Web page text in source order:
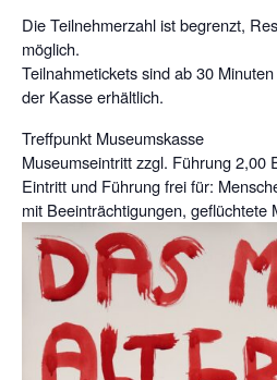
Die Teilnehmerzahl ist begrenzt,
möglich.
Teilnahmetickets sind ab 30
der Kasse erhältlich.
Treffpunkt Museumskasse
Museumseintritt zzgl. Führung 2,00
Eintritt und Führung frei für:
mit Beeinträchtigungen, geflüchtete